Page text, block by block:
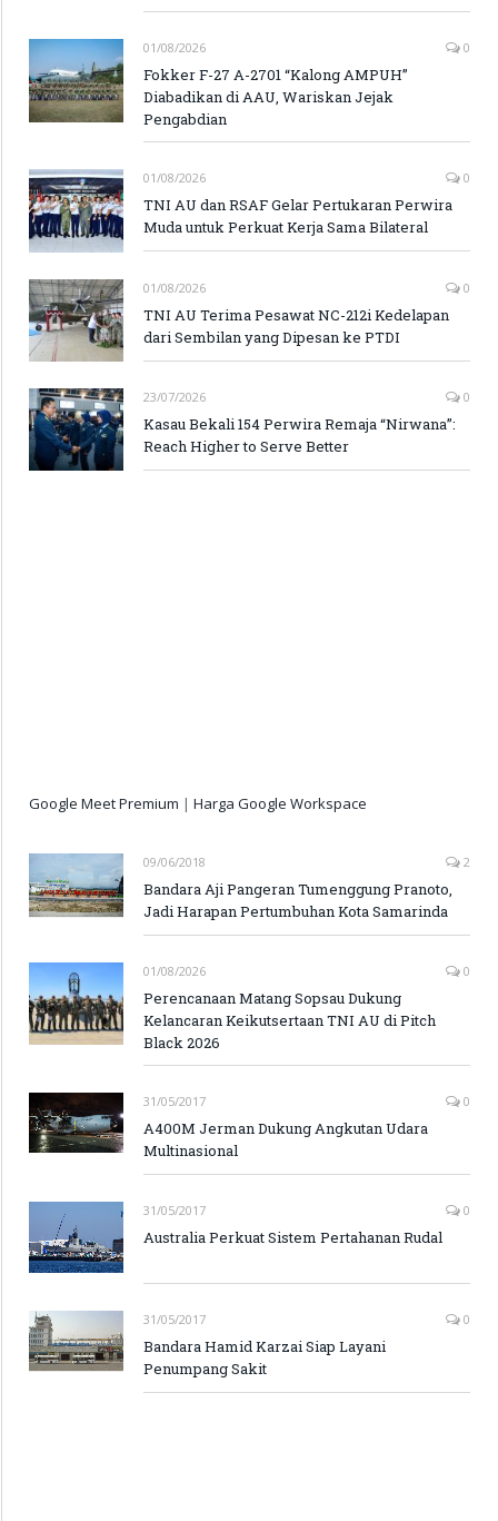
01/08/2026 0
Fokker F-27 A-2701 “Kalong AMPUH”
Diabadikan di AAU, Wariskan Jejak
Pengabdian
01/08/2026 0
TNI AU dan RSAF Gelar Pertukaran Perwira
Muda untuk Perkuat Kerja Sama Bilateral
01/08/2026 0
TNI AU Terima Pesawat NC-212i Kedelapan
dari Sembilan yang Dipesan ke PTDI
23/07/2026 0
Kasau Bekali 154 Perwira Remaja “Nirwana”:
Reach Higher to Serve Better
Google Meet Premium | Harga Google Workspace
09/06/2018 2
Bandara Aji Pangeran Tumenggung Pranoto,
Jadi Harapan Pertumbuhan Kota Samarinda
01/08/2026 0
Perencanaan Matang Sopsau Dukung
Kelancaran Keikutsertaan TNI AU di Pitch
Black 2026
31/05/2017 0
A400M Jerman Dukung Angkutan Udara
Multinasional
31/05/2017 0
Australia Perkuat Sistem Pertahanan Rudal
31/05/2017 0
Bandara Hamid Karzai Siap Layani
Penumpang Sakit